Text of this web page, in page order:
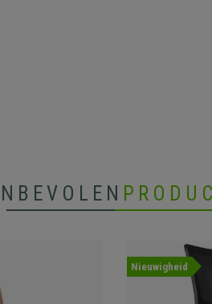
Nieuwigheid